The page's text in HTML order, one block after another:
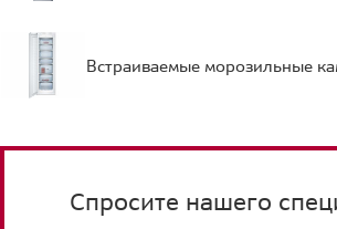
Встраиваемые морозильные
Спросите нашего